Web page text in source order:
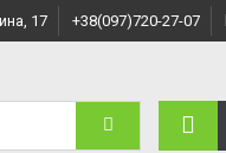
17 +38(097)720-27-07